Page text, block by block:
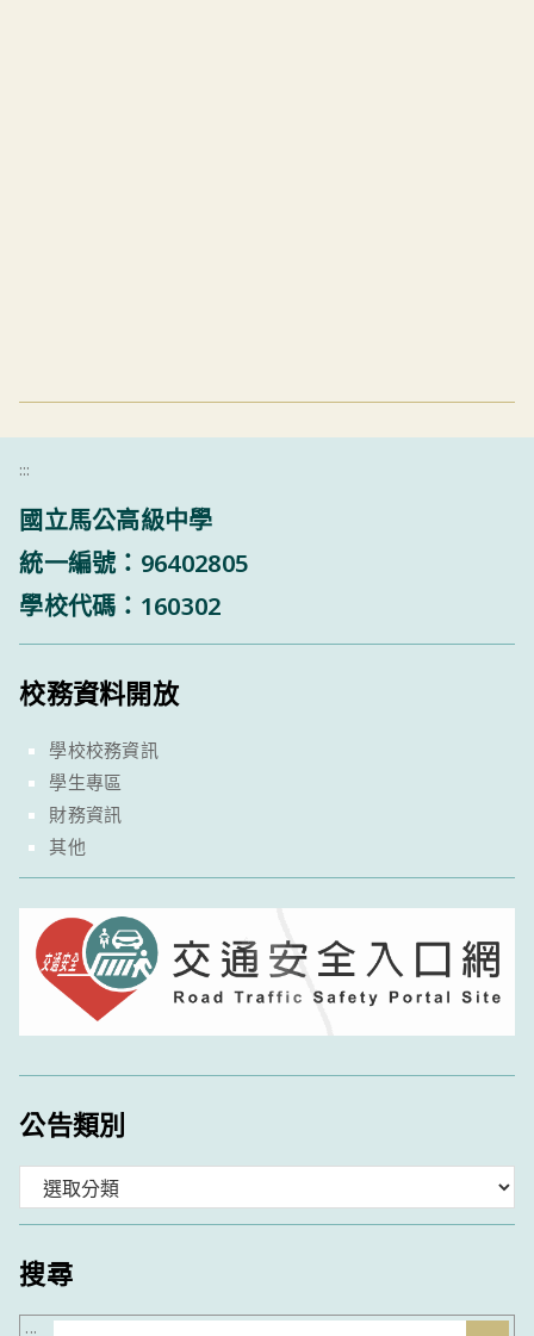
:::
國立馬公高級中學
統一編號：96402805
學校代碼：160302
校務資料開放
學校校務資訊
學生專區
財務資訊
其他
公告類別
類
搜尋